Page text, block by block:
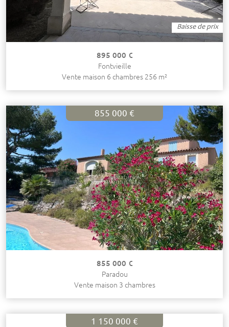
Baisse de prix
895 000 €
Fontvieille
Vente maison 6 chambres 256 m²
855 000 €
855 000 €
Paradou
Vente maison 3 chambres
1 150 000 €